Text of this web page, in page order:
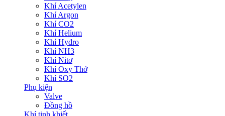
Khí Acetylen
Khí Argon
Khí CO2
Khí Helium
Khí Hydro
Khí NH3
Khí Nitơ
Khí Oxy Thở
Khí SO2
Phụ kiện
Valve
Đồng hồ
Khí tinh khiết